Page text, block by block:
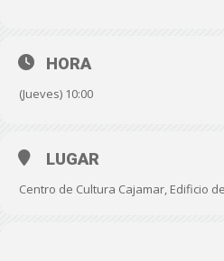
HORA
(Jueves) 10:00
LUGAR
Centro de Cultura Cajamar, Edificio